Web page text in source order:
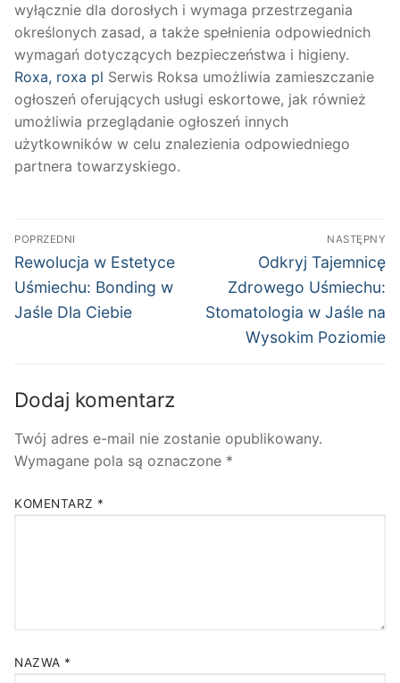
wyłącznie dla dorosłych i wymaga przestrzegania
określonych zasad, a także spełnienia odpowiednich
wymagań dotyczących bezpieczeństwa i higieny.
Roxa, roxa pl Serwis Roksa umożliwia zamieszczanie
ogłoszeń oferujących usługi eskortowe, jak również
umożliwia przeglądanie ogłoszeń innych
użytkowników w celu znalezienia odpowiedniego
partnera towarzyskiego.
Nawigacja
wpisu
POPRZEDNI
Poprzedni
wpis:
Rewolucja w Estetyce
Uśmiechu: Bonding w
Jaśle Dla Ciebie
NASTĘPNY
Następny
wpis:
Odkryj Tajemnicę
Zdrowego Uśmiechu:
Stomatologia w Jaśle na
Wysokim Poziomie
Dodaj komentarz
Twój adres e-mail nie zostanie opublikowany.
Wymagane pola są oznaczone *
KOMENTARZ *
NAZWA *